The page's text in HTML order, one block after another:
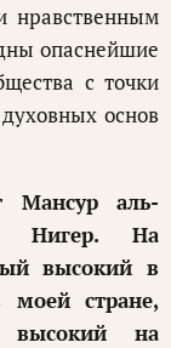
нравственным
опаснейшие
с точки
основ
Мансур аль-
Нигер. На
высокий в
стране,
высокий на